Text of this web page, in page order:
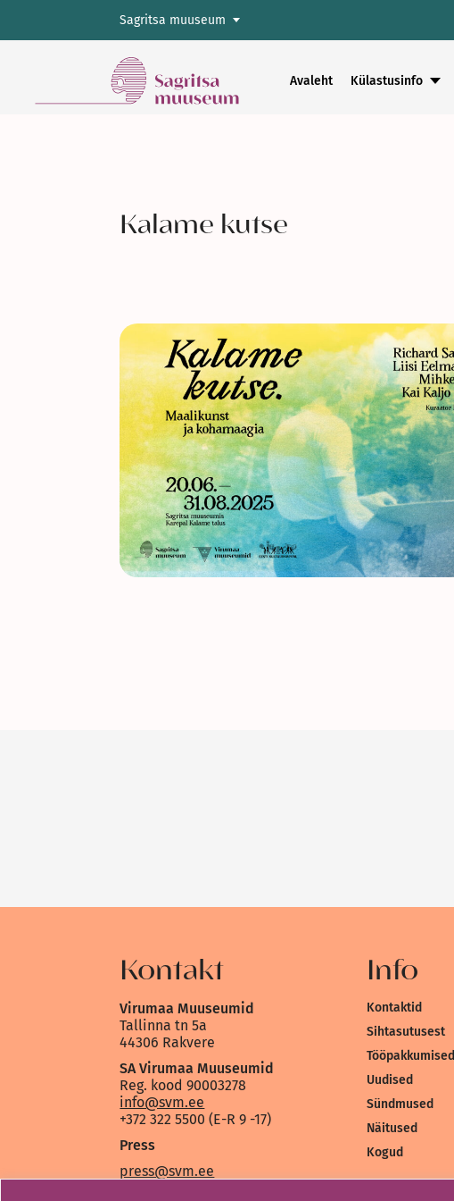
Sagritsa muuseum
Avaleht Külastusinfo
Kalame kutse
Kontakt
Virumaa Muuseumid
Tallinna tn 5a
44306 Rakvere
SA Virumaa Muuseumid
Reg. kood 90003278
info@svm.ee
+372 322 5500 (E-R 9 -17)
Press
press@svm.ee
Info
Kontaktid
Sihtasutusest
Tööpakkumised
Uudised
Sündmused
Näitused
Kogud